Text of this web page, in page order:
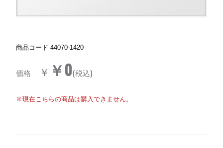
商品コード 44070-1420
価格 ￥ ￥0(税込)
※現在こちらの商品は購入できません。